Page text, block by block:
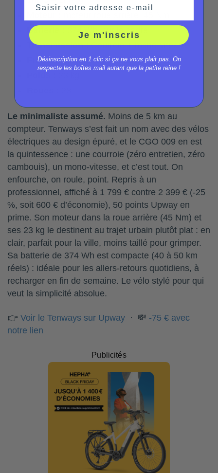
Batterie :
374 Wh, sur le cadre
Transmission :Courroie + mono-vitesse
Freins :Disques Hydrauliques
Le minimaliste assumé. Moins de 5 km au
compteur. Tenways s’est fait un nom avec des vélos
électriques au design épuré, et le CGO 009 en est
la quintessence : une courroie (zéro entretien, zéro
cambouis), un mono-vitesse, et c’est tout. On
enfourche, on roule, point. Repris à un
professionnel, affiché à 1 799 € contre 2 399 € (-25
%, soit 600 € d’économie), 50 points Upway en
prime. Son moteur dans la roue arrière (45 Nm) et
ses 23 kg le destinent au trajet urbain plutôt plat : en
clair, parfait pour la ville, moins taillé pour grimper.
Sa batterie de 374 Wh est compacte (40 à 50 km
réels) : idéale pour les allers-retours quotidiens, à
recharger en fin de semaine. Le vélo stylé pour qui
veut la simplicité absolue.
👉 Voir le Tenways sur Upway · 💸 -75 € avec
notre lien
Publicités
Je m'inscris
Désinscription en 1 clic si ça ne vous plait pas. On
respecte les boîtes mail autant que la petite reine !